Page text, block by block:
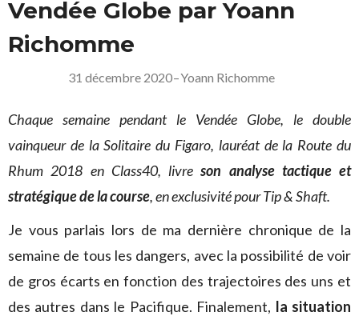
Vendée Globe par Yoann
Richomme
31 décembre 2020–Yoann Richomme
Chaque semaine pendant le Vendée Globe, le double
vainqueur de la Solitaire du Figaro, lauréat de la Route du
Rhum 2018 en Class40, livreson analyse tactique et
stratégique de la course, en exclusivité pour Tip & Shaft.
Je vous parlais lors de ma dernière chronique de la
semaine de tous les dangers, avec la possibilité de voir
de gros écarts en fonction des trajectoires des uns et
des autres dans le Pacifique. Finalement, la situation